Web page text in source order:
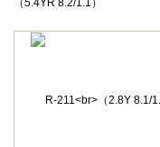
（5.4YR 8.2/1.1）